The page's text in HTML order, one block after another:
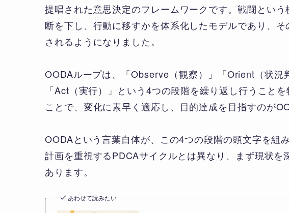
提唱された意思決定のフレームワークです。戦闘とい
断を下し、行動に移すかを体系化したモデルであり、
されるようになりました。
OODAループは、「Observe（観察）」「Orient（状況
「Act（実行）」という4つの段階を繰り返し行うこと
ことで、変化に素早く適応し、目的達成を目指すのが
OODAという言葉自体が、この4つの段階の頭文字を組
計画を重視するPDCAサイクルとは異なり、まず現状
あります。
あわせて読みたい